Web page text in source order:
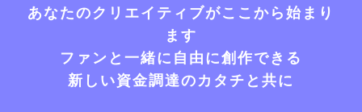
あなたのクリエイティブがここから始まり
ます
ファンと一緒に自由に創作できる
新しい資金調達のカタチと共に